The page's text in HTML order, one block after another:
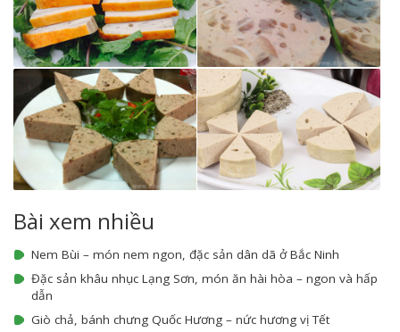
Bài xem nhiều
Nem Bùi – món nem ngon, đặc sản dân dã ở Bắc Ninh
Đặc sản khâu nhục Lạng Sơn, món ăn hài hòa – ngon và hấp
dẫn
Giò chả, bánh chưng Quốc Hương – nức hương vị Tết